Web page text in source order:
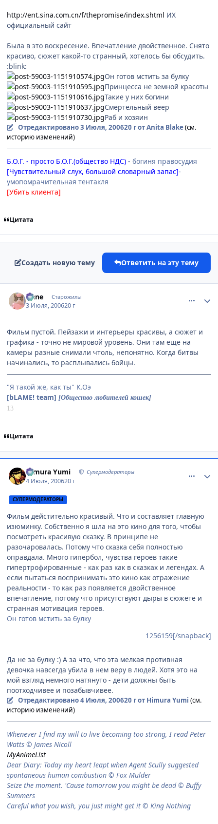
http://ent.sina.com.cn/f/thepromise/index.shtml ИХ
официальный сайт
Была в это воскресение. Впечатление двойственное. Снято
красиво, сюжет какой-то странный, хотелось бы обсудить.
:blink:
Он готов мстить за булку
Принцесса не земной красоты
Такие у них богини
Смертельный веер
Раб и хозяин
Отредактировано3 Июля, 200620 гот Anita Blake(см.
историю изменений)
Б.О.Г. - просто Б.О.Г.(общество НДС) - богиня правосудия
[Чувствительный слух, большой словарный запас]-
умопомрачительная тентакля
[Убить клиента]
Цитата
Создать новую тему Ответить на эту тему
Hane Старожилы
3 Июля, 200620 г
Фильм пустой. Пейзажи и интерьеры красивы, а сюжет и
графика - точно не мировой уровень. Они там еще на
камеры разные снимали чтоль, непонятно. Когда битвы
начинались, то расплывались бойцы.
"Я такой же, как ты" К.Оэ
[bLAME! team] [Общество любителей кошек]
13
Цитата
Himura Yumi Супермодераторы
4 Июля, 200620 г
СУПЕРМОДЕРАТОРЫ
Фильм дейстительно красивый. Что и составляет главную
изюминку. Собственно я шла на это кино для того, чтобы
посмотреть красивую сказку. В принципе не
разочаровалась. Потому что сказка себя полностью
оправдала. Много гипербол, чувства героев такие
гипертрофированные - как раз как в сказках и легендах. А
если пытаться воспринимать это кино как отражение
реальности - то как раз появляется двойственное
впечатление, потому что присутствуют дыры в сюжете и
странная мотивация героев.
Он готов мстить за булку
1256159[/snapback]
Да не за булку :) А за что, что эта мелкая противная
девочка навсегда убила в нем веру в людей. Хотя это на
мой взгляд немного натянуто - дети должны быть
поотходчивее и позабывчивее.
Отредактировано4 Июля, 200620 гот Himura Yumi (см.
историю изменений)
When­ever I find my will to live be­com­ing too strong, I read Peter
Watts © James Nicoll
MyAnimeList
Dear Diary: Today my heart leapt when Agent Scully suggested
spontaneous human combustion © Fox Mulder
Seize the moment. 'Cause tomorrow you might be dead © Buffy
Summers
Careful what you wish, you just might get it © King Nothing